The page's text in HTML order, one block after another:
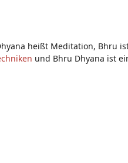
heißt Meditation, Bhru
und Bhru Dhyana ist